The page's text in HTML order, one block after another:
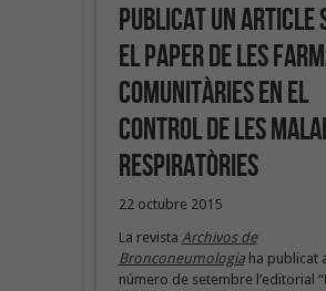
Publicat un article
el paper de les
comunitàries en el
control de les
respiratòries
22 octubre 2015
La revista Archivos de
Bronconeumologiaha publicat
número de setembre l’editorial “